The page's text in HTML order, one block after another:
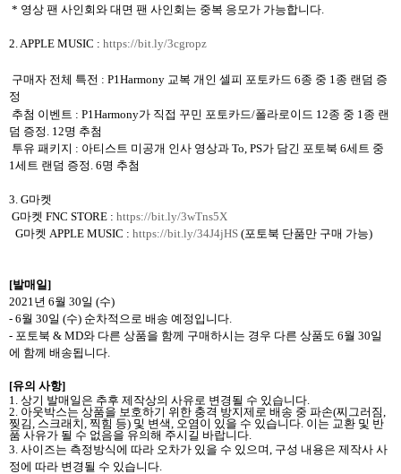
* 영상 팬 사인회와 대면 팬 사인회는 중복 응모가 가능합니다.
2. APPLE MUSIC : https://bit.ly/3cgropz
구매자 전체 특전 : P1Harmony 교복 개인 셀피 포토카드 6종 중 1종 랜덤 증
정
추첨 이벤트 : P1Harmony가 직접 꾸민 포토카드/폴라로이드 12종 중 1종 랜
덤 증정 . 12명 추첨
투유 패키지 : 아티스트 미공개 인사 영상과 To, PS가 담긴 포토북 6세트 중
1세트 랜덤 증정 . 6명 추첨
3. G마켓
G마켓 FNC STORE : https://bit.ly/3wTns5X
G마켓 APPLE MUSIC : https://bit.ly/34J4jHS(포토북 단품만 구매 가능)
[발매일]
2021년 6월 30일 (수)
- 6월 30일 (수) 순차적으로 배송 예정입니다.
- 포토북 & MD와 다른 상품을 함께 구매하시는 경우 다른 상품도 6월 30일
에 함께 배송됩니다.
[유의 사항]
1. 상기 발매일은 추후 제작상의 사유로 변경될 수 있습니다.
2. 아웃박스는 상품을 보호하기 위한 충격 방지제로 배송 중 파손(찌그러짐,
찢김, 스크래치, 찍힘 등) 및 변색, 오염이 있을 수 있습니다. 이는 교환 및 반
품 사유가 될 수 없음을 유의해 주시길 바랍니다.
3. 사이즈는 측정방식에 따라 오차가 있을 수 있으며, 구성 내용은 제작사 사
정에 따라 변경될 수 있습니다.